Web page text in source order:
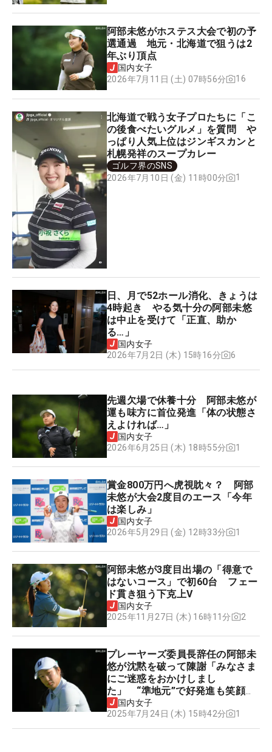
阿部未悠がホステス大会で初の予
選通過 地元・北海道で狙うは2
年ぶり頂点
国内女子
2026年7月11日 (土) 07時56分
16
北海道で戦う女子プロたちに「こ
の後食べたいグルメ」を質問 や
っぱり人気上位はジンギスカンと
札幌発祥のスープカレー
ゴルフ界のSNS
2026年7月10日 (金) 11時00分
1
日、月で52ホール消化、きょうは
4時起き やる気十分の阿部未悠
は中止を受けて「正直、助か
る…」
国内女子
2026年7月2日 (木) 15時16分
6
先週欠場で休養十分 阿部未悠が
運も味方に首位発進「体の状態さ
えよければ…」
国内女子
2026年6月25日 (木) 18時55分
1
賞金800万円へ虎視眈々？ 阿部
未悠が大会2度目のエース「今年
は楽しみ」
国内女子
2026年5月29日 (金) 12時33分
1
阿部未悠が3度目出場の「得意で
はないコース」で初60台 フェー
ド貫き狙う下克上V
国内女子
2025年11月27日 (木) 16時11分
2
プレーヤーズ委員長辞任の阿部未
悠が沈黙を破って陳謝「みなさま
にご迷惑をおかけしまし
た」 “準地元”で好発進も笑顔な
し 国内女子
2025年7月24日 (木) 15時42分
1